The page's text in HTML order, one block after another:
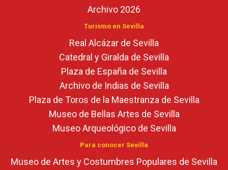
Archivo 2026
Turismo en Sevilla
Real Alcázar de Sevilla
Catedral y Giralda de Sevilla
Plaza de España de Sevilla
Archivo de Indias de Sevilla
Plaza de Toros de la Maestranza de Sevilla
Museo de Bellas Artes de Sevilla
Museo Arqueológico de Sevilla
Para conocer Sevilla
Museo de Artes y Costumbres Populares de Sevilla